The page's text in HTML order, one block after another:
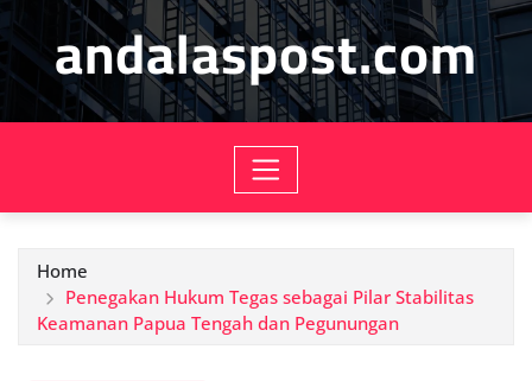
andalaspost.com
Home
Penegakan Hukum Tegas sebagai Pilar Stabilitas
Keamanan Papua Tengah dan Pegunungan